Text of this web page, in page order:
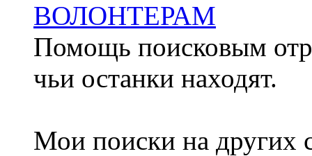
ВОЛОНТЕРАМ
Помощь поисковым
чьи останки находят.
Мои поиски на других